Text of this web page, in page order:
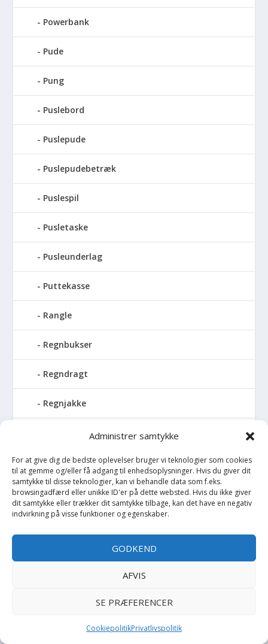
Administrer samtykke
For at give dig de bedste oplevelser bruger vi teknologier som cookies
til at gemme og/eller få adgang til enhedsoplysninger. Hvis du giver dit
samtykke til disse teknologier, kan vi behandle data som f.eks.
browsingadfærd eller unikke ID'er på dette websted. Hvis du ikke giver
dit samtykke eller trækker dit samtykke tilbage, kan det have en negativ
indvirkning på visse funktioner og egenskaber.
GODKEND
AFVIS
SE PRÆFERENCER
CookiepolitikPrivatlivspolitik
Powerbank
Pude
Pung
Puslebord
Puslepude
Puslepudebetræk
Puslespil
Pusletaske
Pusleunderlag
Puttekasse
Rangle
Regnbukser
Regndragt
Regnjakke
Regntøj
Rulleskøjter
Rygsæk